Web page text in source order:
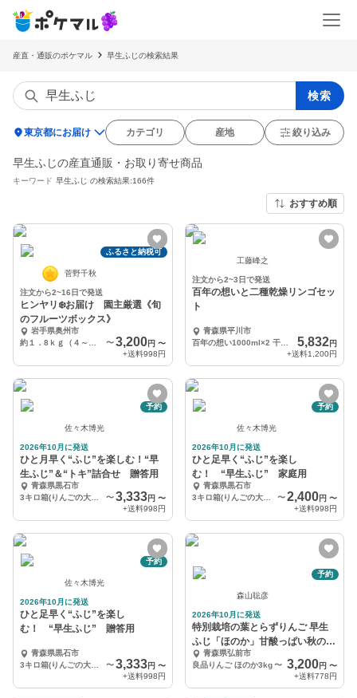
産直・通販のポケマル 早生ふじの検索結果
検索
location_on東京都にお届け カテゴリ 産地 絞り込み
早生ふじの産直通販・お取り寄せ商品
キーワード 早生ふじ の検索結果:166件
おすすめ順
ふるさと納税可
菅野千秋
注文から2~16日で発送
ヒンヤリ❄️お届け 園主厳選《旬
のフルーツボックス》
岩手県奥州市
〜 3,200円 〜
+送料998円
工藤峰之
注文から2~3日で発送
百年の想いと二種乾燥リンゴセッ
ト
青森県平川市
百年の想い1000ml×2 干しりんごスライス約25g 干しりんご八切り約30g
5,832円
+送料1,200円
予約
佐々木博光
2026年10月に発送
ひと月早く“ふじ”を楽しむ！“早
生ふじ”＆“トキ”詰合せ 贈答用
青森県黒石市
〜 3,333円 〜
+送料998円
予約
佐々木博光
2026年10月に発送
ひと足早く“ふじ”を楽し
む！ “早生ふじ” 家庭用
青森県黒石市
3キロ箱(りんごの大きさによりますが、８個前後入り)
〜2,400円 〜
+送料998円
予約
佐々木博光
2026年10月に発送
ひと足早く“ふじ”を楽し
む！ “早生ふじ” 贈答用
青森県黒石市
〜 3,333円 〜
+送料998円
予約
森山聡彦
2026年10月に発送
特別栽培の葉とらずりんご 早生
ふじ「ほのか」甘酸っぱい秋のご
ちそう キズなし良品
青森県弘前市
良品りんご ほのか3kg 〜 3,200円 〜
+送料778円